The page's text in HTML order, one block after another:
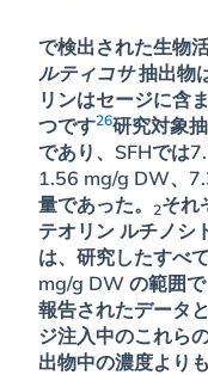
で検出された生物
ルティコサ抽出物
リンはセージに含
つです26研究対象
であり、SFHでは
1.56 mg/g DW、
量であった。2それ
テオリン ルチノシ
は、研究したすべ
mg/g DW の範囲
報告されたデータ
ジ注入中のこれら
出物中の濃度より